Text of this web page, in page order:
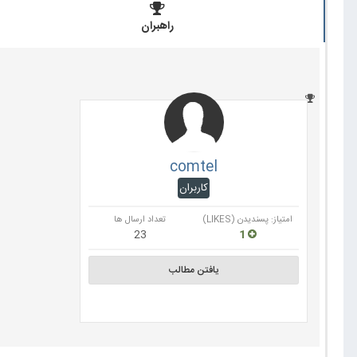
راهبران
comtel
کاربران
امتیاز: پسندیدن (LIKES) تعداد ارسال ها
23
یافتن مطالب